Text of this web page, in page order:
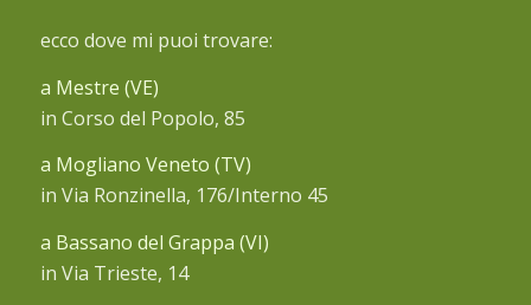
ecco dove mi puoi trovare:
a Mestre (VE)
in Corso del Popolo, 85
a Mogliano Veneto (TV)
in Via Ronzinella, 176/Interno 45
a Bassano del Grappa (VI)
in Via Trieste, 14